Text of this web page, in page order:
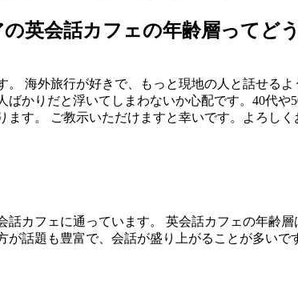
英会話カフェの年齢層ってど
。 海外旅行が好きで、もっと現地の人と話せる
ばかりだと浮いてしまわないか心配です。40代
ます。 ご教示いただけますと幸いです。よろしく
話カフェに通っています。 英会話カフェの年齢
が話題も豊富で、会話が盛り上がることが多い